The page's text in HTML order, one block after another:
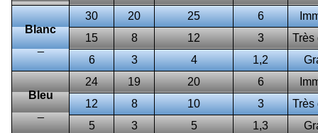
Blanc
_
30 20 25 6
15
8 12 3
Très
6
3 4 1,2
Bleu
_
24 19 20 6
12
8 10 3
Très
5
3 5 1,3